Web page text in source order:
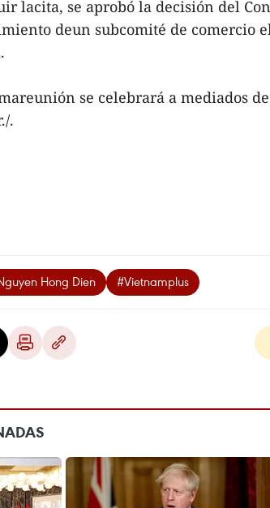
lacita, se aprobó la decisión del
deun subcomité de comercio
se celebrará a mediados
.
Hong Dien #Vietnamplus